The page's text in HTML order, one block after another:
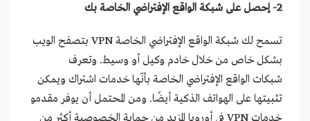
2- إحصل على شبكة الواقع الإفتراضي الخاصة بك
تسمح لك شبكة الواقع الإفتراضي الخاصة VPN بتصفح الويب
بشكل خاص من خلال خادم وكيل أو وسيط. وتعرف
شبكات الواقع الإفتراضي الخاصة بأنّها خدمات اشتراك ويمكن
تثبيتها على الهواتف الذكية أيضًا. ومن المحتمل أن يوفر مقدمو
خدمات VPN في أوروبا المزيد من حماية الخصوصية أكثر من